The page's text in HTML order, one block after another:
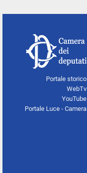
Portale storico
WebTv
YouTube
Portale Luce - Camera